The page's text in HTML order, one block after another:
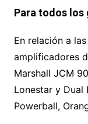
Para todos los
En relación a
amplificadores
Marshall JCM
Lonestar y Dual
Powerball,